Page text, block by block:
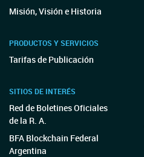
Misión, Visión e Historia
PRODUCTOS Y SERVICIOS
Tarifas de Publicación
SITIOS DE INTERÉS
Red de Boletines Oficiales
de la R. A.
BFA Blockchain Federal
Argentina